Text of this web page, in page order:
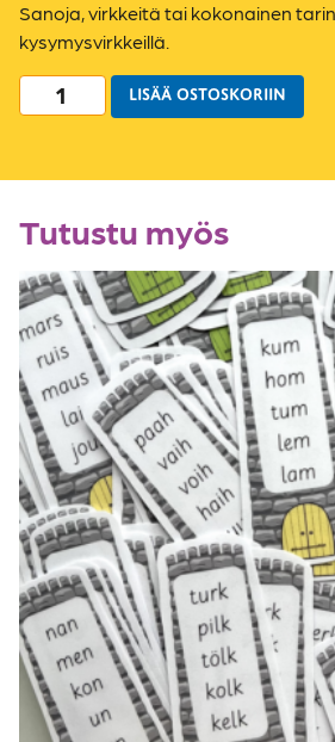
Sanoja, virkkeitä tai kokonainen
kysymysvirkkeillä.
LISÄÄ OSTOSKORIIN
Tutustu myös